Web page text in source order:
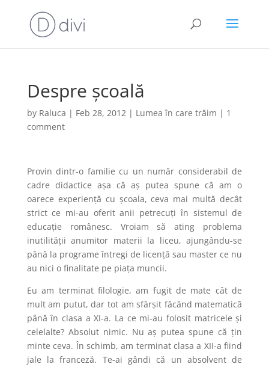
Despre școală
by Raluca | Feb 28, 2012| Lumea în care trăim | 1
comment
Provin dintr-o familie cu un număr considerabil de
cadre didactice așa că aș putea spune că am o
oarece experiență cu școala, ceva mai multă decât
strict ce mi-au oferit anii petrecuți în sistemul de
educație românesc. Vroiam să ating problema
inutilității anumitor materii la liceu, ajungându-se
până la programe întregi de licență sau master ce nu
au nici o finalitate pe piața muncii.
Eu am terminat filologie, am fugit de mate cât de
mult am putut, dar tot am sfârșit făcând matematică
până în clasa a XI-a. La ce mi-au folosit matricele și
celelalte? Absolut nimic. Nu aș putea spune că țin
minte ceva. În schimb, am terminat clasa a XII-a fiind
jale la franceză. Te-ai gândi că un absolvent de